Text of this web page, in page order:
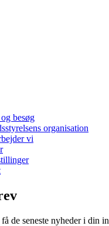
besøg
organisation
vi
de seneste nyheder i din